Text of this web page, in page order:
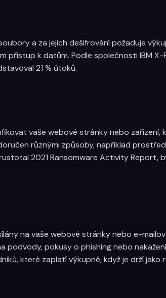
a za jejich dešifrování požaduje
přístup k datům. Podle společnosti IBM
21 % útoků.
vaše webové stránky nebo
různými způsoby, například
2021 Ransomware Activity Report,
na vaše webové stránky nebo e-
podvody, pokusy o phishing nebo
které zaplatí výkupné, když je drží